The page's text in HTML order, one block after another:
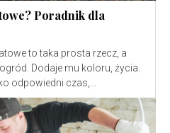
Poradnik dla
to taka prosta rzecz, a
Dodaje mu koloru, życia.
odpowiedni czas,...